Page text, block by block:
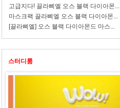
고급지다! 끌라삐엘 오스 블랙 다이아몬...
마스크팩 끌라삐엘 오스 블랙 다이아몬...
[끌라삐엘] 오스 블랙 다이아몬드 마스...
스터디룸